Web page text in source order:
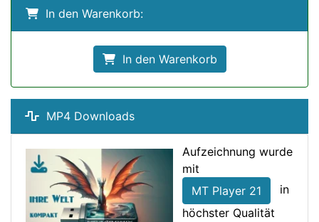
In den Warenkorb:
In den Warenkorb
MP4 Downloads
Aufzeichnung wurde
mit
MT Player 21
in
höchster Qualität